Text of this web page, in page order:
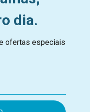
dia.
ofertas especiais